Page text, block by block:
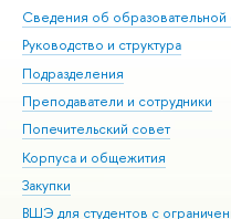
Сведения об образовательной
Руководство и структура
Подразделения
Преподаватели и сотрудники
Попечительский совет
Корпуса и общежития
Закупки
ВШЭ для студентов с